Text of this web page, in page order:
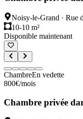
Noisy-le-Grand · Rue
10-10 m²
Disponible maintenant
ChambreEn vedette
800€/mois
Chambre privée